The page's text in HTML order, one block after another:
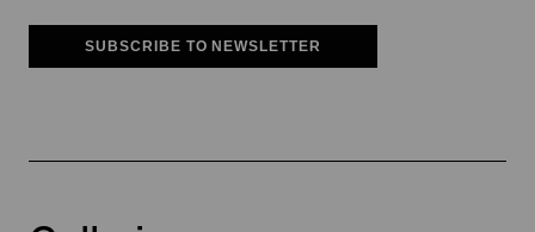
SUBSCRIBE TO NEWSLETTER